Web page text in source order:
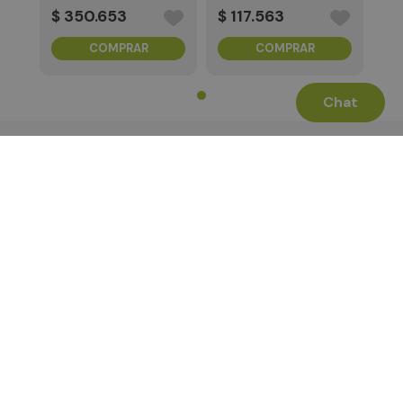
Chat
$ 350.653
COMPRAR
$ 117.563
COMPRAR